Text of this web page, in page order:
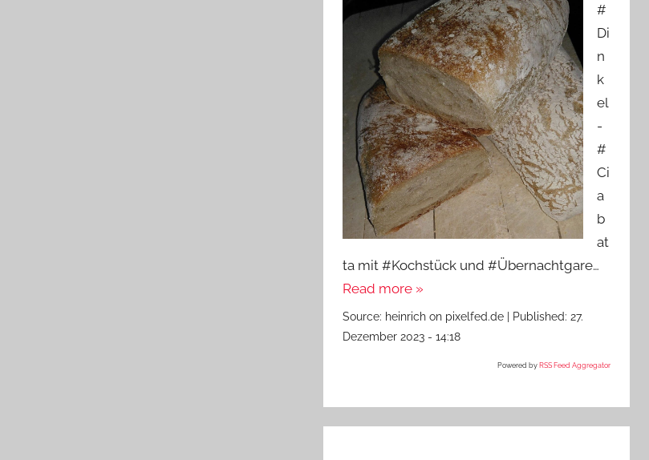
#
Di
n
k
el
-
#
Ci
a
b
at
ta mit #Kochstück und #Übernachtgare…
Read more »
Source: heinrich on pixelfed.de | Published:27.
Dezember 2023 - 14:18
Powered by RSS Feed Aggregator